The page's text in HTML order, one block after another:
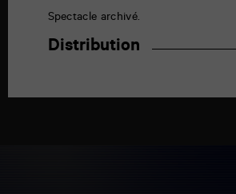
Spectacle archivé.
Distribution